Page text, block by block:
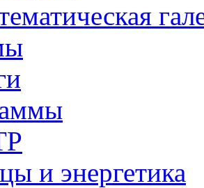
и энергетика